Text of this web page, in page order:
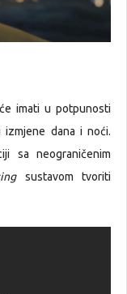
imati u potpunosti
izmjene dana i noći.
sa neograničenim
sustavom tvoriti